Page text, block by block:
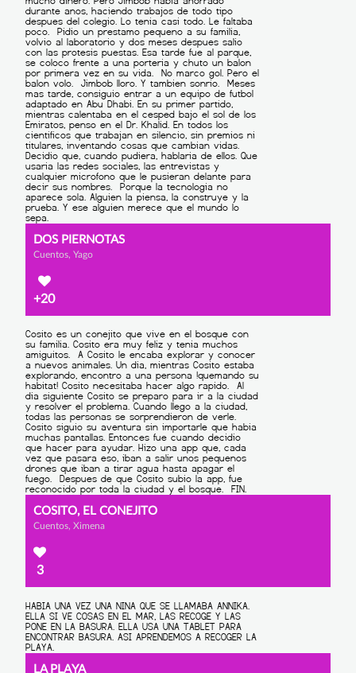
DOS PIERNOTAS
Cuentos, Yago
+20
COSITO, EL CONEJITO
Cuentos, Ximena
3
LA PLAYA